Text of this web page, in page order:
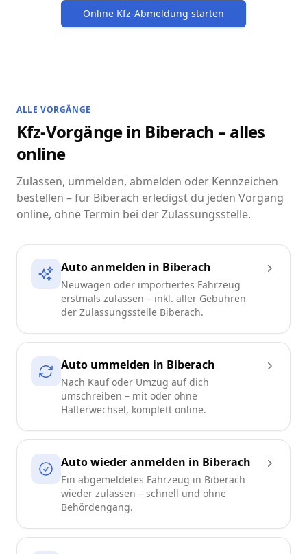
Online Kfz-Abmeldung starten
ALLE VORGÄNGE
Kfz-Vorgänge in Biberach – alles
online
Zulassen, ummelden, abmelden oder Kennzeichen
bestellen – für Biberach erledigst du jeden Vorgang
online, ohne Termin bei der Zulassungsstelle.
Auto anmelden in Biberach
Neuwagen oder importiertes Fahrzeug
erstmals zulassen – inkl. aller Gebühren
der Zulassungsstelle Biberach.
Auto ummelden in Biberach
Nach Kauf oder Umzug auf dich
umschreiben – mit oder ohne
Halterwechsel, komplett online.
Auto wieder anmelden in Biberach
Ein abgemeldetes Fahrzeug in Biberach
wieder zulassen – schnell und ohne
Behördengang.